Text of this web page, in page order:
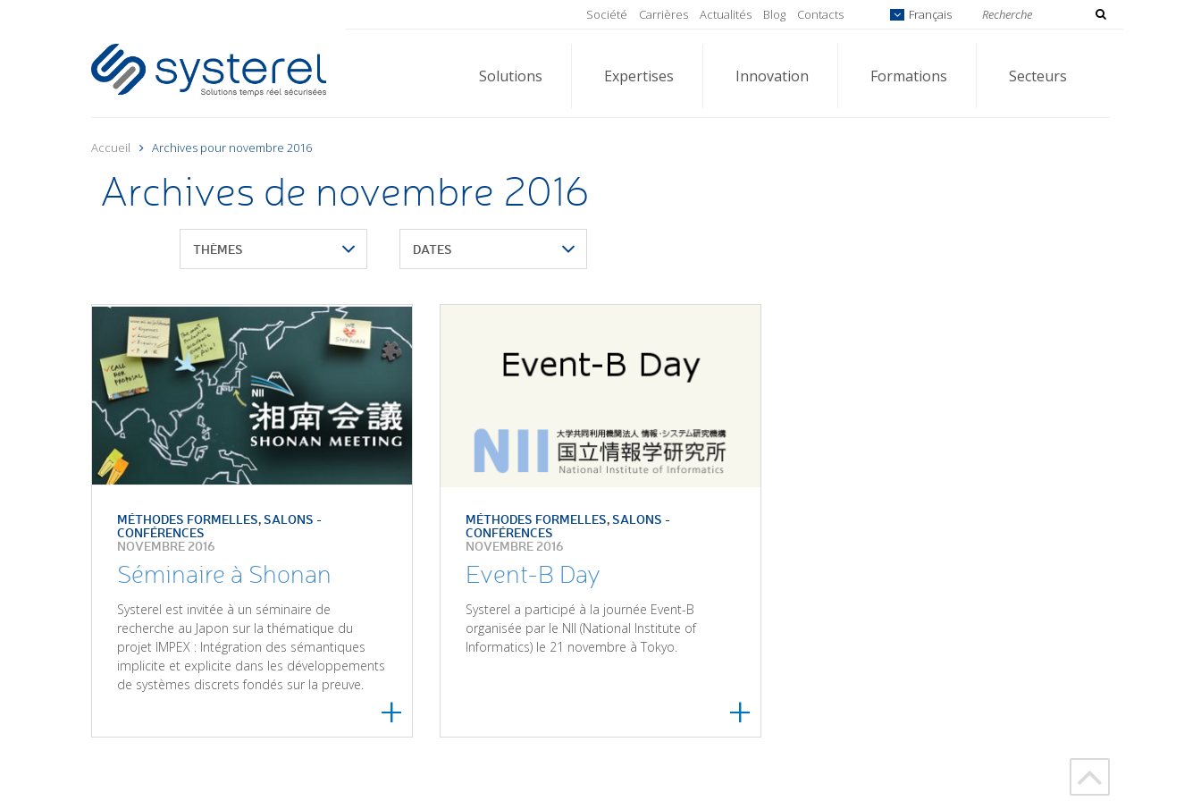
Société Carrières Actualités Blog Contacts Français
Solutions Expertises Innovation Formations Secteurs
Accueil Archives pour novembre 2016
Archives de novembre 2016
THÈMES DATES
MÉTHODES FORMELLES, SALONS -
CONFÉRENCES
NOVEMBRE 2016
Séminaire à Shonan
Systerel est invitée à un séminaire de
recherche au Japon sur la thématique du
projet IMPEX : Intégration des sémantiques
implicite et explicite dans les développements
de systèmes discrets fondés sur la preuve.
MÉTHODES FORMELLES, SALONS -
CONFÉRENCES
NOVEMBRE 2016
Event-B Day
Systerel a participé à la journée Event-B
organisée par le NII (National Institute of
Informatics) le 21 novembre à Tokyo.